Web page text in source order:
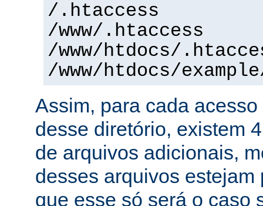
/.htaccess
/www/.htaccess
/www/htdocs/
/www/htdocs/
Assim, para cada
desse diretório, existem
de arquivos adicionais,
desses arquivos estejam
que esse só será o caso